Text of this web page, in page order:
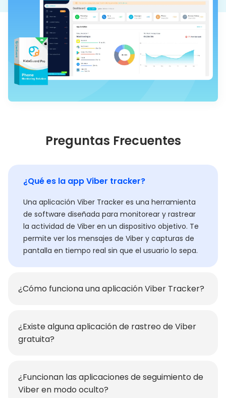
Preguntas Frecuentes
¿Qué es la app Viber tracker?
Una aplicación Viber Tracker es una herramienta
de software diseñada para monitorear y rastrear
la actividad de Viber en un dispositivo objetivo. Te
permite ver los mensajes de Viber y capturas de
pantalla en tiempo real sin que el usuario lo sepa.
¿Cómo funciona una aplicación Viber Tracker?
¿Existe alguna aplicación de rastreo de Viber
gratuita?
¿Funcionan las aplicaciones de seguimiento de
Viber en modo oculto?